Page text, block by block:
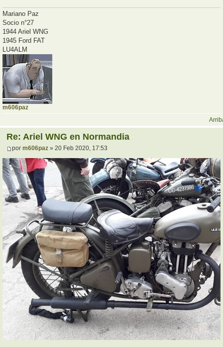
Mariano Paz
Socio n°27
1944 Ariel WNG
1945 Ford FAT
LU4ALM
m606paz
Re: Ariel WNG en Normandia
por m606paz » 20 Feb 2020, 17:53